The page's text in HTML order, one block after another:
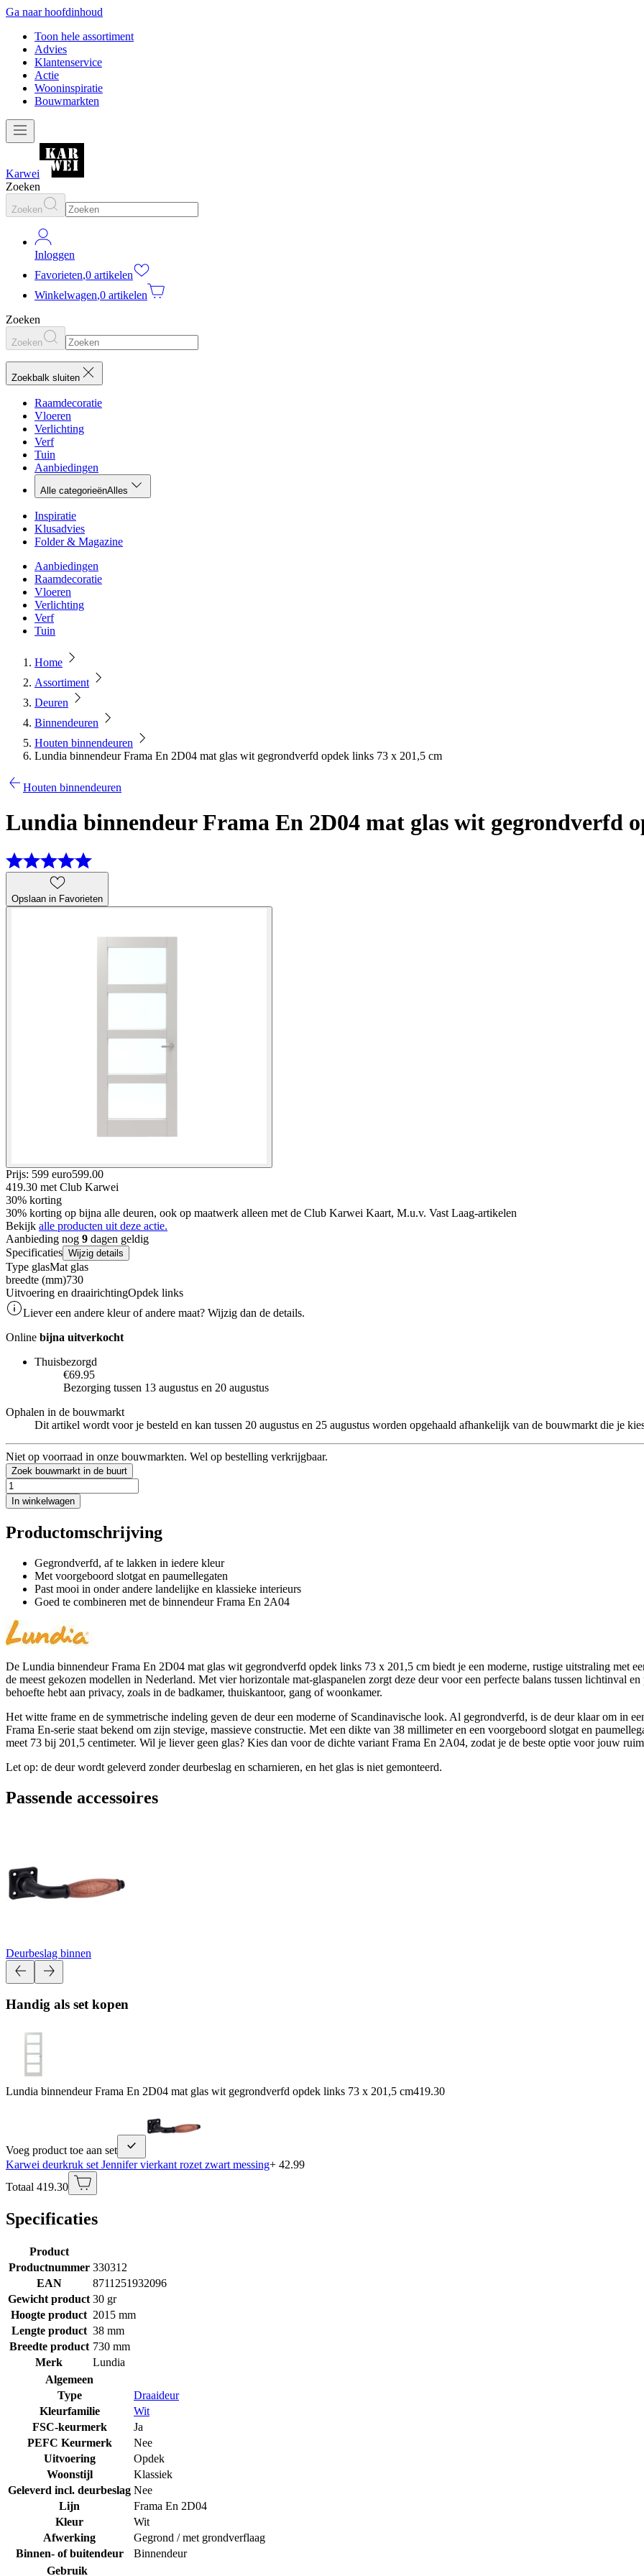
Ga naar hoofdinhoud
Toon hele assortiment
Advies
Klantenservice
Actie
Wooninspiratie
Bouwmarkten
Karwei
Zoeken
Zoeken
Inloggen
Favorieten,0 artikelen
Winkelwagen,0 artikelen
Zoeken
Zoeken
Zoekbalk sluiten
Raamdecoratie
Vloeren
Verlichting
Verf
Tuin
Aanbiedingen
Alle categorieënAlles
Inspiratie
Klusadvies
Folder & Magazine
Aanbiedingen
Raamdecoratie
Vloeren
Verlichting
Verf
Tuin
Home
Assortiment
Deuren
Binnendeuren
Houten binnendeuren
Lundia binnendeur Frama En 2D04 mat glas wit gegrondverfd opdek links 73 x 201,5 cm
Houten binnendeuren
Lundia binnendeur Frama En 2D04 mat glas wit gegrondverfd
Opslaan in Favorieten
Prijs: 599 euro599.00
419.30 met Club Karwei
30% korting
30% korting op bijna alle deuren, ook op maatwerk alleen met de Club Karwei Kaart, M.u.v. Vast Laag-artikelen
Bekijk alle producten uit deze actie.
Aanbieding nog 9 dagen geldig
Specificaties Wijzig details
Type glasMat glas
breedte (mm)730
Uitvoering en draairichtingOpdek links
Liever een andere kleur of andere maat? Wijzig dan de details.
Online bijna uitverkocht
Thuisbezorgd
€69.95
Bezorging tussen 13 augustus en 20 augustus
Ophalen in de bouwmarkt
Dit artikel wordt voor je besteld en kan tussen 20 augustus en 25 augustus worden opgehaald afhankelijk van de bouwmarkt die je
Niet op voorraad in onze bouwmarkten. Wel op bestelling verkrijgbaar.
Zoek bouwmarkt in de buurt
In winkelwagen
Productomschrijving
Gegrondverfd, af te lakken in iedere kleur
Met voorgeboord slotgat en paumellegaten
Past mooi in onder andere landelijke en klassieke interieurs
Goed te combineren met de binnendeur Frama En 2A04
De Lundia binnendeur Frama En 2D04 mat glas wit gegrondverfd opdek links 73 x 201,5 cm biedt je een moderne, rustige uitstraling met
de meest gekozen modellen in Nederland. Met vier horizontale mat-glaspanelen zorgt deze deur voor een perfecte balans tussen lichtinval
behoefte hebt aan privacy, zoals in de badkamer, thuiskantoor, gang of woonkamer.
Het witte frame en de symmetrische indeling geven de deur een moderne of Scandinavische look. Al gegrondverfd, is de deur klaar om in
Frama En-serie staat bekend om zijn stevige, massieve constructie. Met een dikte van 38 millimeter en een voorgeboord slotgat en
meet 73 bij 201,5 centimeter. Wil je liever geen glas? Kies dan voor de dichte variant Frama En 2A04, zodat je de beste optie voor jouw
Let op: de deur wordt geleverd zonder deurbeslag en scharnieren, en het glas is niet gemonteerd.
Passende accessoires
Deurbeslag binnen
Handig als set kopen
Lundia binnendeur Frama En 2D04 mat glas wit gegrondverfd opdek links 73 x 201,5 cm419.30
Voeg product toe aan set
Karwei deurkruk set Jennifer vierkant rozet zwart messing+ 42.99
Totaal 419.30
Specificaties
Product
Productnummer 330312
EAN
8711251932096
Gewicht product 30 gr
Hoogte product 2015 mm
Lengte product 38 mm
Breedte product 730 mm
Merk
Lundia
Algemeen
Type
Draaideur
Kleurfamilie
Wit
FSC-keurmerk
Ja
PEFC Keurmerk
Nee
Uitvoering
Opdek
Woonstijl
Klassiek
Geleverd incl. deurbeslag Nee
Lijn
Frama En 2D04
Kleur
Wit
Afwerking
Gegrond / met grondverflaag
Binnen- of buitendeur
Binnendeur
Gebruik